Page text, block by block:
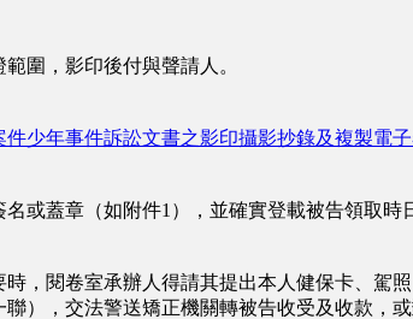
圍，影印後付與聲請人。
件少年事件訴訟文書之影印攝影抄錄及複製電
蓋章（如附件1），並確實登載被告領取時
閱卷室承辦人得請其提出本人健保卡、駕
），交法警送矯正機關轉被告收受及收款，